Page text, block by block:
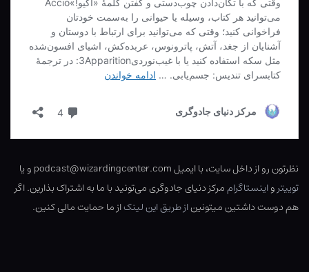
نظرتون رو از داخل سایت، با ایمیل podcast@wizardingcenter.com و یا
توییترواینستاگراممرکز دنیای جادوگری می‌تونید با ما به اشتراک بذارین. اگر
هم دوست داشتین میتونیناز طریق این لینکاز ما حمایت مالی کنین.